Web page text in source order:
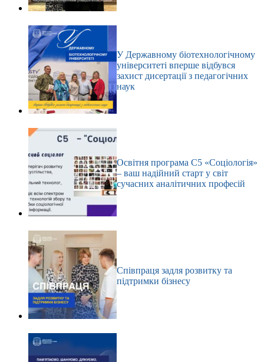
У Державному біотехнологічному
університеті вперше відбувся
захист дисертації з педагогічних
наук
Освітня програма С5 «Соціологія»
– ваш надійний старт у світ
сучасних аналітичних професій
Співпраця задля розвитку та
підтримки бізнесу